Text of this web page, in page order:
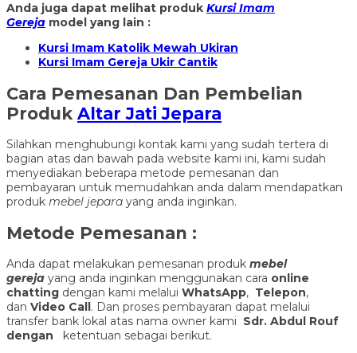
Anda juga dapat melihat produk Kursi Imam
Gereja model yang lain :
Kursi Imam Katolik Mewah Ukiran
Kursi Imam Gereja Ukir Cantik
Cara Pemesanan Dan Pembelian
Produk Altar Jati Jepara
Silahkan menghubungi kontak kami yang sudah tertera di
bagian atas dan bawah pada website kami ini, kami sudah
menyediakan beberapa metode pemesanan dan
pembayaran untuk memudahkan anda dalam mendapatkan
produk mebel jepara yang anda inginkan.
Metode Pemesanan :
Anda dapat melakukan pemesanan produk mebel
gereja yang anda inginkan menggunakan cara online
chatting dengan kami melalui WhatsApp, Telepon,
dan Video Call. Dan proses pembayaran dapat melalui
transfer bank lokal atas nama owner kami Sdr. Abdul Rouf
dengan ketentuan sebagai berikut.